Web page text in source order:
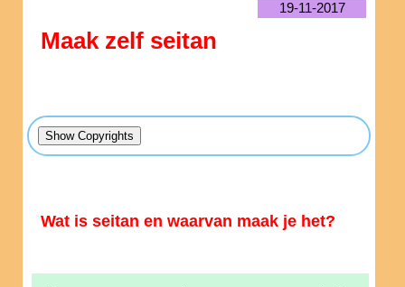
19-11-2017
Maak zelf seitan
Wat is seitan en waarvan maak je het?